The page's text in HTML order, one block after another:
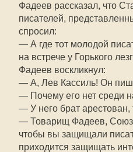
Фадеев рассказал, что
писателей,
спросил:
— А где тот молодой
на встрече у Горького
Фадеев воскликнул:
— А, Лев Кассиль! Он
— Почему его нет среди
— У него брат
— Товарищ Фадеев, Союз
чтобы вы защищали
приходится защищать